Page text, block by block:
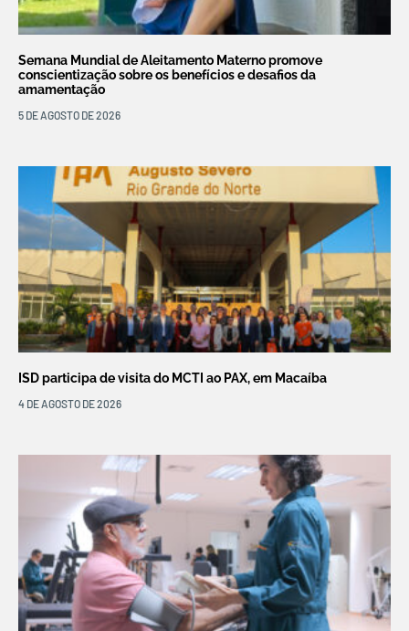
Semana Mundial de Aleitamento Materno promove
conscientização sobre os benefícios e desafios da
amamentação
5 DE AGOSTO DE 2026
ISD participa de visita do MCTI ao PAX, em Macaíba
4 DE AGOSTO DE 2026